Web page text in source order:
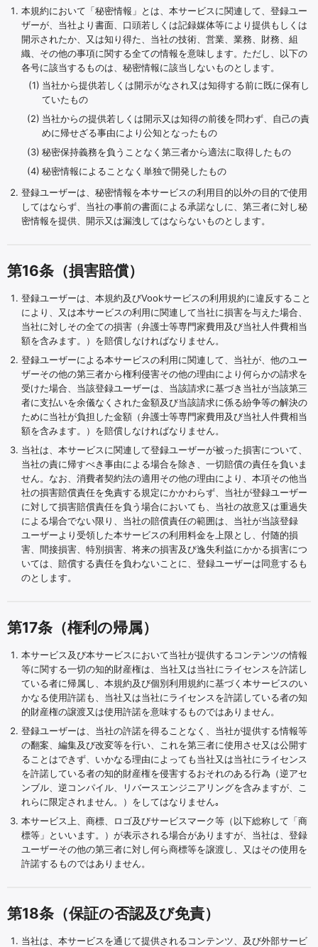
本規約において「秘密情報」とは、本サービスに関連して、登録ユー
ザーが、当社より書面、口頭若しくは記録媒体等により提供もしくは
開示されたか、又は知り得た、当社の技術、営業、業務、財務、組
織、その他の事項に関する全ての情報を意味します。ただし、以下の
各号に該当するものは、秘密情報に該当しないものとします。
当社から提供若しくは開示がなされ又は知得する前に既に保有し
ていたもの
当社からの提供若しくは開示又は知得の前後を問わず、自己の責
めに帰せざる事由により公知となったもの
秘密保持義務を負うことなく第三者から適法に取得したもの
秘密情報によることなく単独で開発したもの
登録ユーザーは、秘密情報を本サービスの利用目的以外の目的で使用
してはならず、当社の事前の書面による承諾なしに、第三者に対し秘
密情報を提供、開示又は漏洩してはならないものとします。
第16条（損害賠償）
登録ユーザーは、本規約及びVookサービスの利用規約に違反すること
により、又は本サービスの利用に関連して当社に損害を与えた場合、
当社に対しその全ての損害（弁護士等専門家費用及び当社人件費相当
額を含みます。）を賠償しなければなりません。
登録ユーザーによる本サービスの利用に関連して、当社が、他のユー
ザーその他の第三者から権利侵害その他の理由により何らかの請求を
受けた場合、当該登録ユーザーは、当該請求に基づき当社が当該第三
者に支払いを余儀なくされた金額及び当該請求に係る紛争等の解決の
ために当社が負担した金額（弁護士等専門家費用及び当社人件費相当
額を含みます。）を賠償しなければなりません。
当社は、本サービスに関連して登録ユーザーが被った損害について、
当社の責に帰すべき事由による場合を除き、一切賠償の責任を負いま
せん。なお、消費者契約法の適用その他の理由により、本項その他当
社の損害賠償責任を免責する規定にかかわらず、当社が登録ユーザー
に対して損害賠償責任を負う場合においても、当社の故意又は重過失
による場合でない限り、当社の賠償責任の範囲は、当社が当該登録
ユーザーより受領した本サービスの利用料金を上限とし、付随的損
害、間接損害、特別損害、将来の損害及び逸失利益にかかる損害につ
いては、賠償する責任を負わないことに、登録ユーザーは同意するも
のとします。
第17条（権利の帰属）
本サービス及び本サービスにおいて当社が提供するコンテンツの情報
等に関する一切の知的財産権は、当社又は当社にライセンスを許諾し
ている者に帰属し、本規約及び個別利用規約に基づく本サービスのい
かなる使用許諾も、当社又は当社にライセンスを許諾している者の知
的財産権の譲渡又は使用許諾を意味するものではありません。
登録ユーザーは、当社の許諾を得ることなく、当社が提供する情報等
の翻案、編集及び改変等を行い、これを第三者に使用させ又は公開す
ることはできず、いかなる理由によっても当社又は当社にライセンス
を許諾している者の知的財産権を侵害するおそれのある行為（逆アセ
ンブル、逆コンパイル、リバースエンジニアリングを含みますが、こ
れらに限定されません。）をしてはなりません｡
本サービス上、商標、ロゴ及びサービスマーク等（以下総称して「商
標等」といいます。）が表示される場合がありますが、当社は、登録
ユーザーその他の第三者に対し何ら商標等を譲渡し、又はその使用を
許諾するものではありません。
第18条（保証の否認及び免責）
当社は、本サービスを通じて提供されるコンテンツ、及び外部サービ